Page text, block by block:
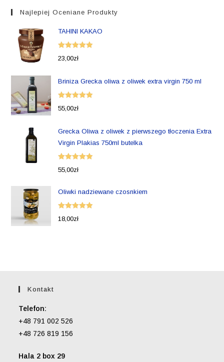
Najlepiej Oceniane Produkty
TAHINI KAKAO
Oceniono
23,00zł
Briniza Grecka oliwa z oliwek extra virgin 750 ml
Oceniono
55,00zł
Grecka Oliwa z oliwek z pierwszego tłoczenia Extra
Virgin Plakias 750ml butelka
Oceniono
55,00zł
Oliwki nadziewane czosnkiem
Oceniono
18,00zł
Kontakt
Telefon:
+48 791 002 526
+48 726 819 156
Hala 2 box 29